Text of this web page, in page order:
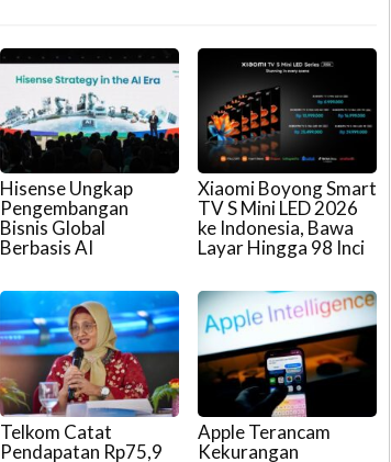
Hisense Ungkap
Pengembangan
Bisnis Global
Berbasis AI
Xiaomi Boyong Smart
TV S Mini LED 2026
ke Indonesia, Bawa
Layar Hingga 98 Inci
Telkom Catat
Pendapatan Rp75,9
Apple Terancam
Kekurangan